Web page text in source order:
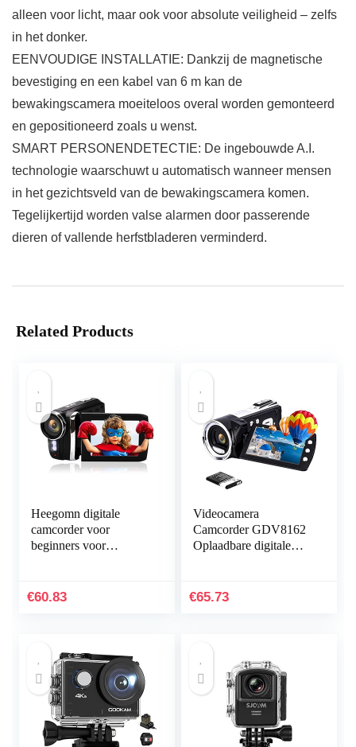
alleen voor licht, maar ook voor absolute veiligheid – zelfs
in het donker.
EENVOUDIGE INSTALLATIE: Dankzij de magnetische
bevestiging en een kabel van 6 m kan de
bewakingscamera moeiteloos overal worden gemonteerd
en gepositioneerd zoals u wenst.
SMART PERSONENDETECTIE: De ingebouwde A.I.
technologie waarschuwt u automatisch wanneer mensen
in het gezichtsveld van de bewakingscamera komen.
Tegelijkertijd worden valse alarmen door passerende
dieren of vallende herfstbladeren verminderd.
Related Products
Heegomn digitale
camcorder voor
beginners voor
1080P HD
€60.83
Videocamera
Camcorder GDV8162
Oplaadbare digitale
Draaibaar scherm,
€65.73